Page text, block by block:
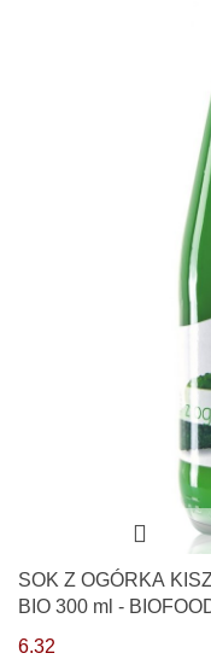
SOK Z OGÓRKA
BIO 300 ml -
6.32